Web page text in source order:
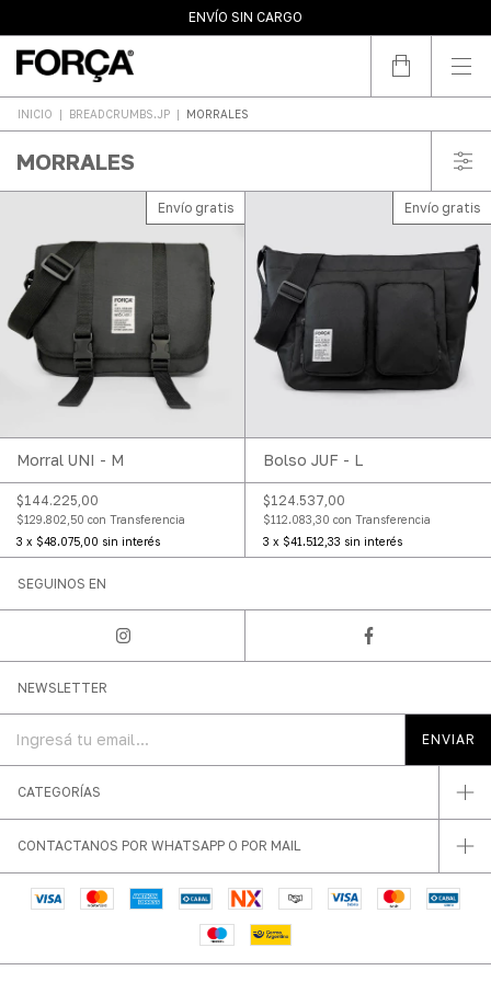
ENVÍO SIN CARGO
3 PAGOS SIN INTERÉS
INICIO | BREADCRUMBS.JP | MORRALES
MORRALES
Envío gratis
Morral UNI - M
$144.225,00
$129.802,50 con Transferencia
3 x $48.075,00 sin interés
Envío gratis
Bolso JUF - L
$124.537,00
$112.083,30 con Transferencia
3 x $41.512,33 sin interés
SEGUINOS EN
NEWSLETTER
CATEGORÍAS
CONTACTANOS POR WHATSAPP O POR MAIL